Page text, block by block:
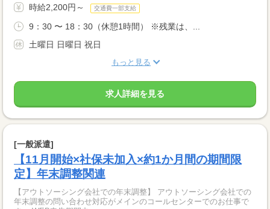
時給2,200円～ 交通費一部支給
9：30 〜 18：30（休憩1時間） ※残業は、...
土曜日 日曜日 祝日
もっと見る
求人詳細を見る
[一般派遣]
【11月開始×社保未加入×約1か月間の期間限
定】年末調整関連
【アウトソーシング会社での年末調整】 アウトソーシング会社での
年末調整の問い合わせ対応がメインのコールセンターでのお仕事で